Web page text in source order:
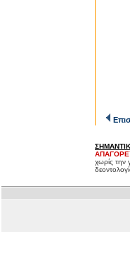
χωρίς την